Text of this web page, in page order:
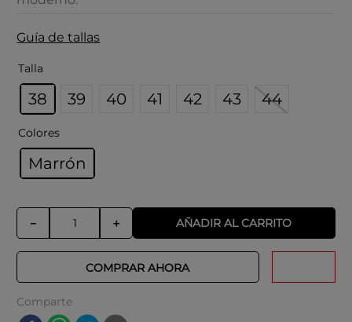
Guía de tallas
Talla
38 39 40 41 42 43 44
Colores
Marrón
＋
－ AÑADIR AL CARRITO
COMPRAR AHORA
Comparte